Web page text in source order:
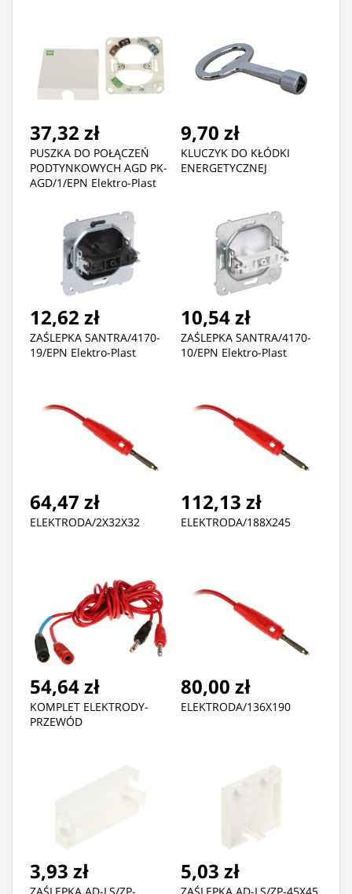
37,32 zł
PUSZKA DO POŁĄCZEŃ
PODTYNKOWYCH AGD PK-
AGD/1/EPN Elektro-Plast
9,70 zł
KLUCZYK DO KŁÓDKI
ENERGETYCZNEJ
12,62 zł
ZAŚLEPKA SANTRA/4170-
19/EPN Elektro-Plast
10,54 zł
ZAŚLEPKA SANTRA/4170-
10/EPN Elektro-Plast
64,47 zł
ELEKTRODA/2X32X32
112,13 zł
ELEKTRODA/188X245
54,64 zł
KOMPLET ELEKTRODY-
PRZEWÓD
80,00 zł
ELEKTRODA/136X190
3,93 zł 5,03 zł